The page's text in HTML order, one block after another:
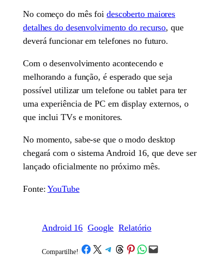
No começo do mês foi descoberto maiores
detalhes do desenvolvimento do recurso, que
deverá funcionar em telefones no futuro.
Com o desenvolvimento acontecendo e
melhorando a função, é esperado que seja
possível utilizar um telefone ou tablet para ter
uma experiência de PC em display externos, o
que inclui TVs e monitores.
No momento, sabe-se que o modo desktop
chegará com o sistema Android 16, que deve ser
lançado oficialmente no próximo mês.
Fonte:YouTube
Android 16 Google Relatório
Compartilhe! /Share on Facebook
Share on X Share on Telegram
Share on Threads
Share on Pinterest
Share on WhatsApp
Email this Page